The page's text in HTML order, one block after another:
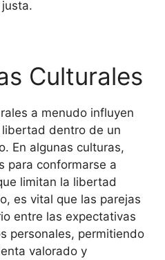
Culturales
a menudo influyen
dentro de un
En algunas culturas,
para conformarse a
limitan la libertad
es vital que las parejas
entre las expectativas
personales, permitiendo
valorado y